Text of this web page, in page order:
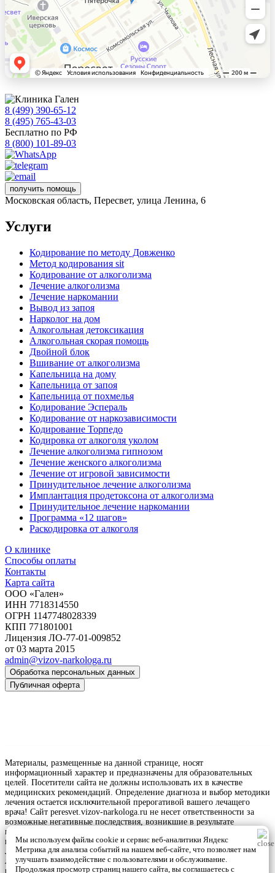
8 (499) 390-65-12
8 (495) 765-43-03
Бесплатно по РФ
8 (800) 101-89-03
получить помощь
Московская область, Пересвет, улица Ленина, 6
Услуги
Кодирование по методу Довженко
Метод кодирования sit
Кодирование от алкоголизма
Лечение алкоголизма
Лечение наркомании
Вывод из запоя
Нарколог на дом
Алкогольная детоксикация
Алкогольная скорая помощь
Двойной блок
Вшивание от алкоголизма
Капельница на дому
Капельница от запоя
Капельница от похмелья
Кодирование Эспераль
Кодирование от наркозависимости
Кодирование Торпедо
Кодировка от алкоголя уколом
Лечение алкоголизма гипнозом
Лечение женского алкоголизма
Лечение от игровой зависимости
Принудительное лечение алкоголизма
Имплантация продетоксона от алкоголизма
Принудительное лечение наркомании
Программа «12 шагов»
Раскодировка от алкоголя
О клинике
Способы оплаты
Контакты
Карта сайта
ООО «Гален»
ИНН 7718314550
ОГРН 1147748028339
КПП 771801001
Лицензия ЛО-77-01-009852
от 03 марта 2015
admin@vizov-narkologa.ru
Обработка персональных данных
Публичная оферта
Материалы, размещенные на данной странице, носят
информационный характер и предназначены для образовательных
целей. Посетители сайта не должны использовать их в качестве
медицинских рекомендаций. Определение диагноза и выбор методики
лечения остается исключительной прерогативой вашего лечащего
врача! Сайт peresvet.vizov-narkologa.ru не несет ответственности за
возможные негативные последствия, возникшие в результате
использования размещенной на нем информации. Информация и
цены, представленные на сайте, не являются публичной офертой.
Любое использование или копирование материалов сайта допускается
лишь с разрешения правообладателя и только со ссылкой на источник:
peresvet.vizov-narkologa.ru.
Мы используем файлы cookie и сервис веб-аналитики Яндекс
Метрика для анализа событий на нашем веб-сайте, что позволяет нам
улучшать взаимодействие с пользователями и обслуживание.
Продолжая просмотр страниц нашего сайта, вы соглашаетесь с